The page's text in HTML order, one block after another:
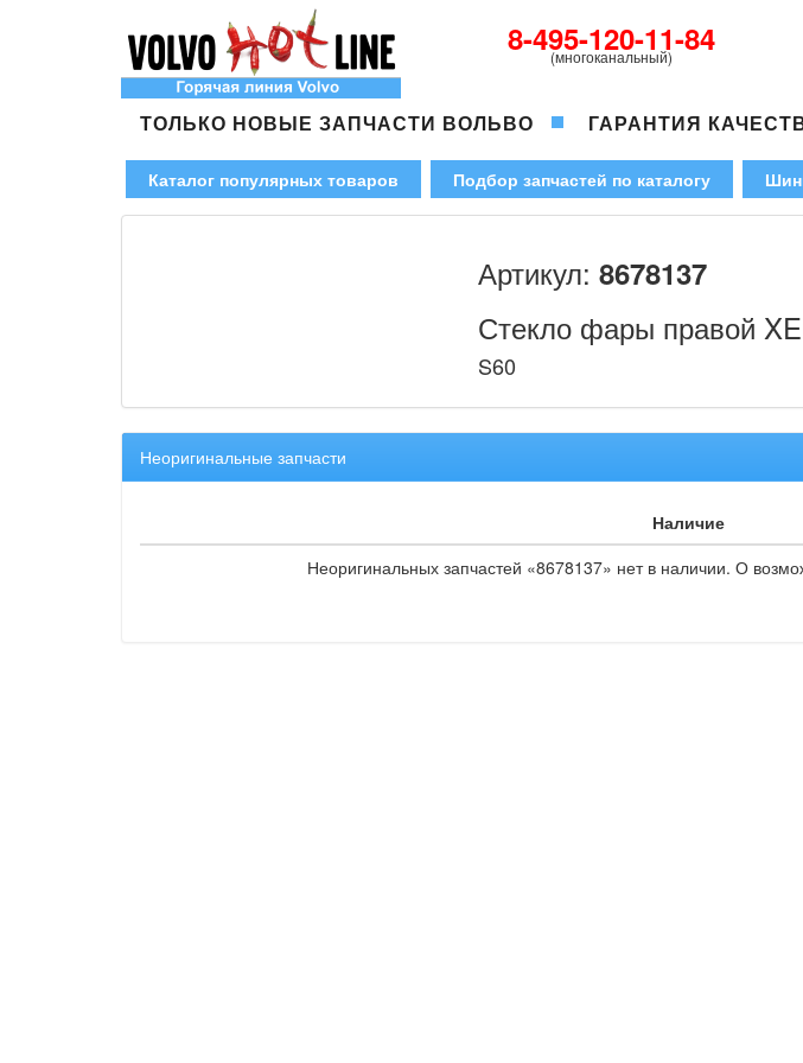
8-495-120-11-84
(многоканальный)
ТОЛЬКО НОВЫЕ ЗАПЧАСТИ ВОЛЬВО ГАРАНТИЯ
Каталог популярных товаров Подбор запчастей по каталогу
Артикул: 8678137
Стекло фары правой
S60
Неоригинальные запчасти
Наличие
Неоригинальных запчастей «8678137» нет в наличии. О